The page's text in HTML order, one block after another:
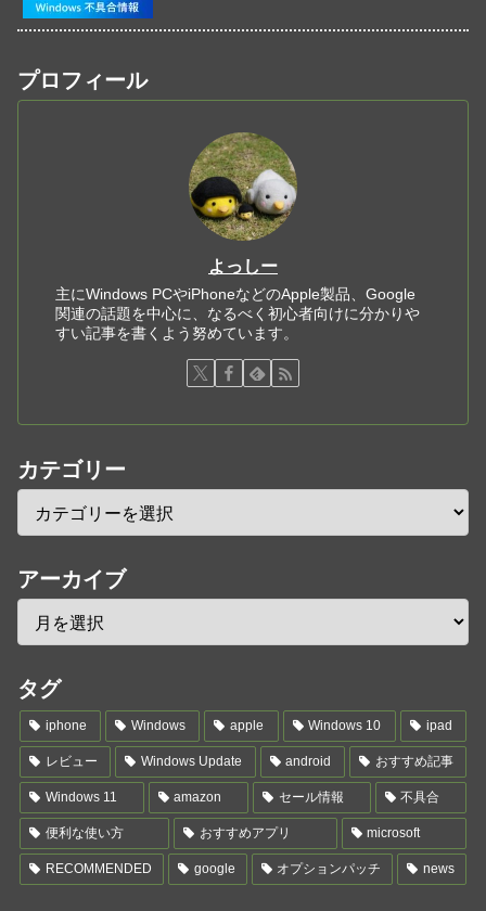
プロフィール
よっしー
主にWindows PCやiPhoneなどのApple製品、Google
関連の話題を中心に、なるべく初心者向けに分かりや
すい記事を書くよう努めています。
カテゴリー
アーカイブ
タグ
iphone Windows apple Windows 10 ipad
レビュー Windows Update android おすすめ記事
Windows 11 amazon セール情報 不具合
便利な使い方 おすすめアプリ microsoft
RECOMMENDED google オプションパッチ news